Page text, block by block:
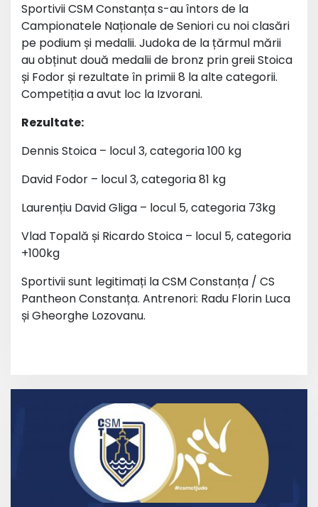
Sportivii CSM Constanța s-au întors de la
Campionatele Naționale de Seniori cu noi clasări
pe podium și medalii. Judoka de la țărmul mării
au obținut două medalii de bronz prin greii Stoica
și Fodor și rezultate în primii 8 la alte categorii.
Competiția a avut loc la Izvorani.
Rezultate:
Dennis Stoica – locul 3, categoria 100 kg
David Fodor – locul 3, categoria 81 kg
Laurențiu David Gliga – locul 5, categoria 73kg
Vlad Topală și Ricardo Stoica – locul 5, categoria
+100kg
Sportivii sunt legitimați la CSM Constanța / CS
Pantheon Constanța. Antrenori: Radu Florin Luca
și Gheorghe Lozovanu.